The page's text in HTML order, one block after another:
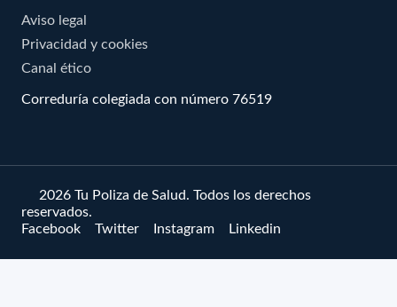
Aviso legal
Privacidad y cookies
Canal ético
Correduría colegiada con número 76519
© 2026 Tu Poliza de Salud. Todos los derechos
reservados.
Facebook
Twitter Instagram Linkedin